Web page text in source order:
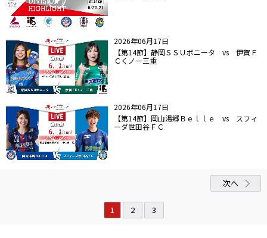
2026年06月17日
【第14節】静岡ＳＳＵボニータ vs 伊賀Ｆ
Ｃくノ一三重
2026年06月17日
【第14節】岡山湯郷Ｂｅｌｌｅ vs スフィ
ーダ世田谷ＦＣ
1 2 3
次へ